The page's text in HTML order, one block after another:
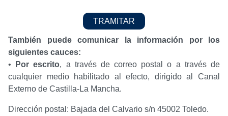
TRAMITAR
También puede comunicar la información por los
siguientes cauces:
•
Por escrito, a través de correo postal o a través de
cualquier medio habilitado al efecto, dirigido al Canal
Externo de Castilla-La Mancha.
Dirección postal: Bajada del Calvario s/n 45002 Toledo.